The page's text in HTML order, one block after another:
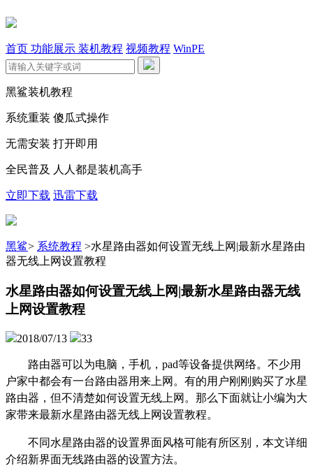
首页 功能展示 装机教程 视频教程 WinPE
黑鲨装机教程
系统重装 傻瓜式操作
无需安装 打开即用
全民普及 人人都是装机高手
立即下载 迅雷下载
黑鲨> 系统教程 >水星路由器如何设置无线上网|最新水星路由
器无线上网设置教程
水星路由器如何设置无线上网|最新水星路由器无线
上网设置教程
2018/07/13 33
路由器可以为电脑，手机，pad等设备提供网络。不少用
户家中都会有一台路由器用来上网。有的用户刚刚购买了水星
路由器，但不清楚如何设置无线上网。那么下面就让小编为大
家带来最新水星路由器无线上网设置教程。
不同水星路由器的设置界面风格可能有所区别，本文详细
介绍新界面无线路由器的设置方法。